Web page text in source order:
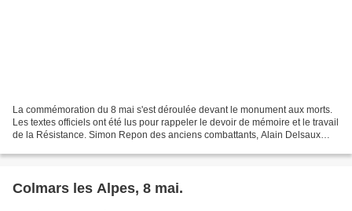
La commémoration du 8 mai s'est déroulée devant le monument aux morts.
Les textes officiels ont été lus pour rappeler le devoir de mémoire et le travail
de la Résistance. Simon Repon des anciens combattants, Alain Delsaux
Colmars les Alpes, 8 mai.